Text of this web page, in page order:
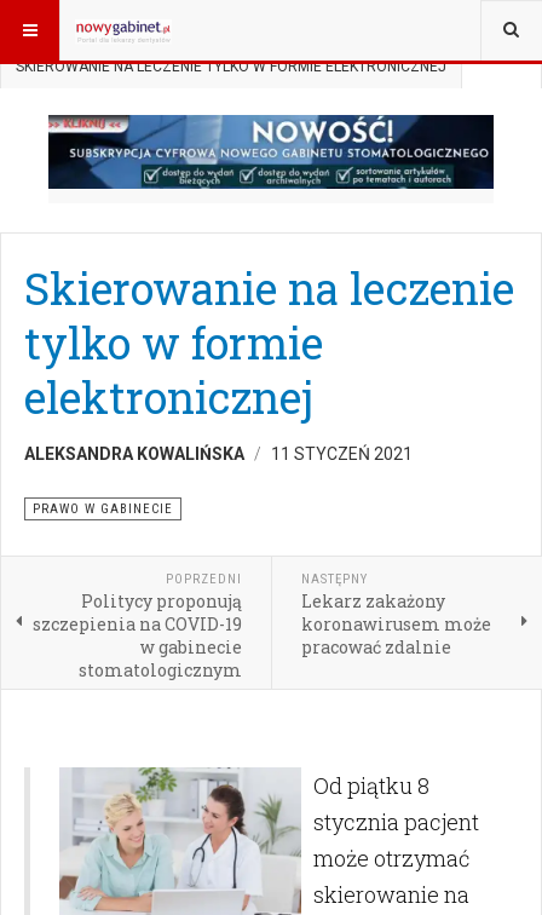
JESTEŚ TUTAJ: START
SKIEROWANIE NA LECZENIE TYLKO W FORMIE ELEKTRONICZNEJ
Skierowanie na leczenie
tylko w formie
elektronicznej
ALEKSANDRA KOWALIŃSKA 11 STYCZEŃ 2021
PRAWO W GABINECIE
POPRZEDNI
Politycy proponują
szczepienia na COVID-19
w gabinecie
stomatologicznym
NASTĘPNY
Lekarz zakażony
koronawirusem może
pracować zdalnie
Od piątku 8
stycznia pacjent
może otrzymać
skierowanie na